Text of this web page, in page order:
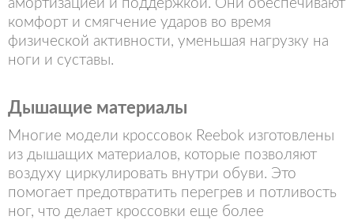
амортизацией и поддержкой. Они обеспечивают
комфорт и смягчение ударов во время
физической активности, уменьшая нагрузку на
ноги и суставы.
Дышащие материалы
Многие модели кроссовок Reebok изготовлены
из дышащих материалов, которые позволяют
воздуху циркулировать внутри обуви. Это
помогает предотвратить перегрев и потливость
ног, что делает кроссовки еще более